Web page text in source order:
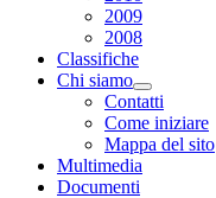
2009
2008
Classifiche
Chi siamo
Contatti
Come iniziare
Mappa del sito
Multimedia
Documenti